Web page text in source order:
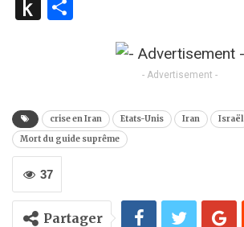
Push
- Advertisement -
crise en Iran Etats-Unis Iran
Israël
Mort du guide suprême
37
Partager